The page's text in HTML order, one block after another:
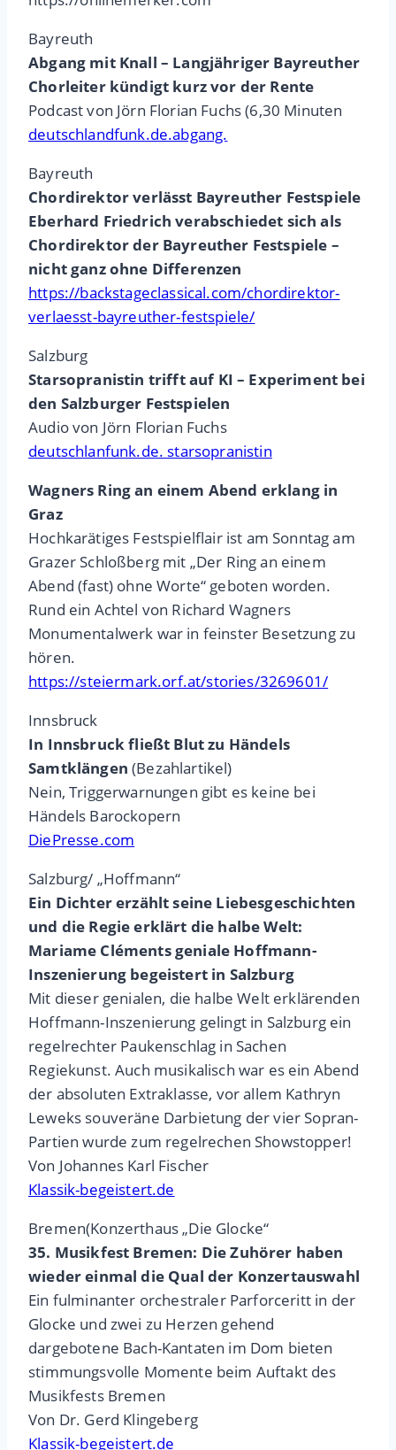
Bayreuth
Abgang mit Knall – Langjähriger Bayreuther
Chorleiter kündigt kurz vor der Rente
Podcast von Jörn Florian Fuchs (6,30 Minuten
deutschlandfunk.de.abgang.
Bayreuth
Chordirektor verlässt Bayreuther Festspiele
Eberhard Friedrich verabschiedet sich als
Chordirektor der Bayreuther Festspiele –
nicht ganz ohne Differenzen
https://backstageclassical.com/chordirektor-
verlaesst-bayreuther-festspiele/
Salzburg
Starsopranistin trifft auf KI – Experiment bei
den Salzburger Festspielen
Audio von Jörn Florian Fuchs
deutschlanfunk.de. starsopranistin
Wagners Ring an einem Abend erklang in
Graz
Hochkarätiges Festspielflair ist am Sonntag am
Grazer Schloßberg mit „Der Ring an einem
Abend (fast) ohne Worte“ geboten worden.
Rund ein Achtel von Richard Wagners
Monumentalwerk war in feinster Besetzung zu
hören.
https://steiermark.orf.at/stories/3269601/
Innsbruck
In Innsbruck fließt Blut zu Händels
Samtklängen(Bezahlartikel)
Nein, Triggerwarnungen gibt es keine bei
Händels Barockopern
DiePresse.com
Salzburg/ „Hoffmann“
Ein Dichter erzählt seine Liebesgeschichten
und die Regie erklärt die halbe Welt:
Mariame Cléments geniale Hoffmann-
Inszenierung begeistert in Salzburg
Mit dieser genialen, die halbe Welt erklärenden
Hoffmann-Inszenierung gelingt in Salzburg ein
regelrechter Paukenschlag in Sachen
Regiekunst. Auch musikalisch war es ein Abend
der absoluten Extraklasse, vor allem Kathryn
Leweks souveräne Darbietung der vier Sopran-
Partien wurde zum regelrechen Showstopper!
Von Johannes Karl Fischer
Klassik-begeistert.de
Bremen(Konzerthaus „Die Glocke“
35. Musikfest Bremen: Die Zuhörer haben
wieder einmal die Qual der Konzertauswahl
Ein fulminanter orchestraler Parforceritt in der
Glocke und zwei zu Herzen gehend
dargebotene Bach-Kantaten im Dom bieten
stimmungsvolle Momente beim Auftakt des
Musikfests Bremen
Von Dr. Gerd Klingeberg
Klassik-begeistert.de